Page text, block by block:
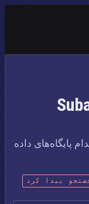
داده
پیدا کرد